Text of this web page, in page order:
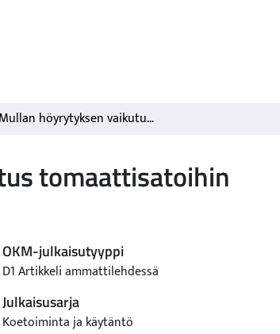
Mullan höyrytyksen vaikutus tomaattisatoihin
tomaattisatoihin
OKM-julkaisutyyppi
D1 Artikkeli ammattilehdessä
Julkaisusarja
Koetoiminta ja käytäntö